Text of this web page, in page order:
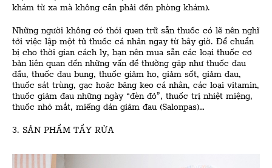
khám từ xa mà không cần phải đến phòng khám).
Những người không có thói quen trữ sẵn thuốc có lẽ nên nghĩ
tới việc lập một tủ thuốc cá nhân ngay từ bây giờ. Để chuẩn
bị cho thời gian cách ly, bạn nên mua sẵn các loại thuốc cơ
bản liên quan đến những vấn đề thường gặp như thuốc đau
đầu, thuốc đau bụng, thuốc giảm ho, giảm sốt, giảm đau,
thuốc sát trùng, gạc hoặc băng keo cá nhân, các loại vitamin,
thuốc giảm đau những ngày “đèn đỏ”, thuốc trị nhiệt miệng,
thuốc nhỏ mắt, miếng dán giảm đau (Salonpas)…
3. SẢN PHẨM TẨY RỬA